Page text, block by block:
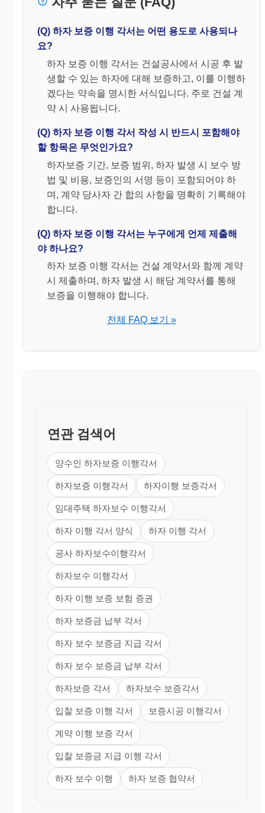
(Q) 하자 보증 이행 각서는 어떤 용도로 사용되나
요?
하자 보증 이행 각서는 건설공사에서 시공 후 발
생할 수 있는 하자에 대해 보증하고, 이를 이행하
겠다는 약속을 명시한 서식입니다. 주로 건설 계
약 시 사용됩니다.
(Q) 하자 보증 이행 각서 작성 시 반드시 포함해야
할 항목은 무엇인가요?
하자보증 기간, 보증 범위, 하자 발생 시 보수 방
법 및 비용, 보증인의 서명 등이 포함되어야 하
며, 계약 당사자 간 합의 사항을 명확히 기록해야
합니다.
(Q) 하자 보증 이행 각서는 누구에게 언제 제출해
야 하나요?
하자 보증 이행 각서는 건설 계약서와 함께 계약
시 제출하며, 하자 발생 시 해당 계약서를 통해
보증을 이행해야 합니다.
전체 FAQ 보기 »
연관 검색어
양수인 하자보증 이행각서
하자보증 이행각서 하자이행 보증각서
임대주택 하자보수 이행각서
하자 이행 각서 양식 하자 이행 각서
공사 하자보수이행각서
하자보수 이행각서
하자 이행 보증 보험 증권
하자 보증금 납부 각서
하자 보수 보증금 지급 각서
하자 보수 보증금 납부 각서
하자보증 각서 하자보수 보증각서
입찰 보증 이행 각서 보증시공 이행각서
계약 이행 보증 각서
입찰 보증금 지급 이행 각서
하자 보수 이행 하자 보증 협약서